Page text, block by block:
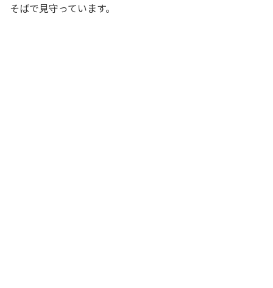
そばで見守っています。